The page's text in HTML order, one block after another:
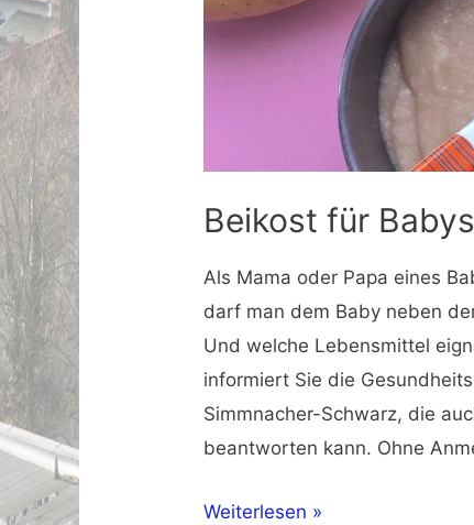
Beikost für
Als Mama oder Papa eines
darf man dem Baby neben
Und welche Lebensmittel
informiert Sie die
Simmnacher-Schwarz, die
beantworten kann. Ohne
Beikost
Weiterlesen »